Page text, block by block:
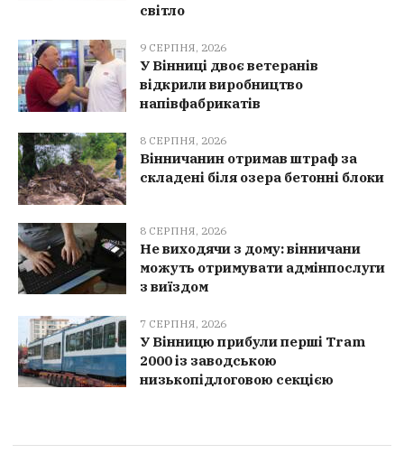
світло
9 СЕРПНЯ, 2026
У Вінниці двоє ветеранів
відкрили виробництво
напівфабрикатів
8 СЕРПНЯ, 2026
Вінничанин отримав штраф за
складені біля озера бетонні блоки
8 СЕРПНЯ, 2026
Не виходячи з дому: вінничани
можуть отримувати адмінпослуги
з виїздом
7 СЕРПНЯ, 2026
У Вінницю прибули перші Tram
2000 із заводською
низькопідлоговою секцією